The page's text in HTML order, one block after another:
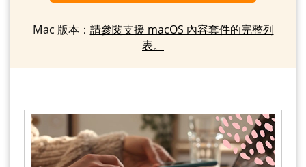
Mac 版本： 請參閱支援 macOS 內容套件的完整列
表。